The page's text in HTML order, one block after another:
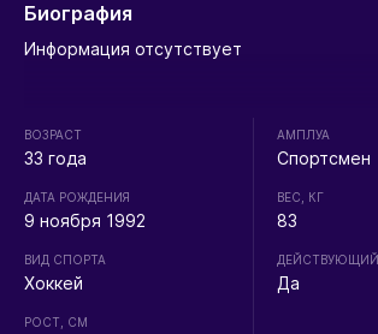
Биография
Информация отсутствует
ВОЗРАСТ
33 года
ДАТА РОЖДЕНИЯ
9 ноября 1992
ВИД СПОРТА
Хоккей
РОСТ, СМ
АМПЛУА
Спортсмен
ВЕС, КГ
83
ДЕЙСТВУЮЩИЙ
Да